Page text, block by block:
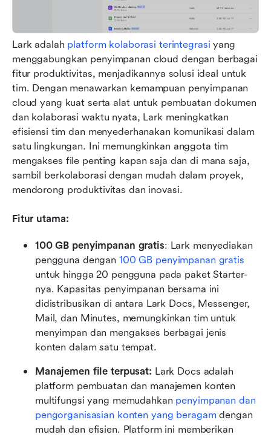
Lark adalah platform kolaborasi terintegrasi yang
menggabungkan penyimpanan cloud dengan berbagai
fitur produktivitas, menjadikannya solusi ideal untuk
tim. Dengan menawarkan kemampuan penyimpanan
cloud yang kuat serta alat untuk pembuatan dokumen
dan kolaborasi waktu nyata, Lark meningkatkan
efisiensi tim dan menyederhanakan komunikasi dalam
satu lingkungan. Ini memungkinkan anggota tim
mengakses file penting kapan saja dan di mana saja,
sambil berkolaborasi dengan mudah dalam proyek,
mendorong produktivitas dan inovasi.
Fitur utama:
100 GB penyimpanan gratis: Lark menyediakan
pengguna dengan 100 GB penyimpanan gratis
untuk hingga 20 pengguna pada paket Starter-
nya. Kapasitas penyimpanan bersama ini
didistribusikan di antara Lark Docs, Messenger,
Mail, dan Minutes, memungkinkan tim untuk
menyimpan dan mengakses berbagai jenis
konten dalam satu tempat.
Manajemen file terpusat: Lark Docs adalah
platform pembuatan dan manajemen konten
multifungsi yang memudahkan penyimpanan dan
pengorganisasian konten yang beragam dengan
mudah dan efisien. Platform ini memberikan